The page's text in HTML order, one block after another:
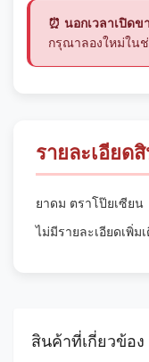
⏰ นอกเวลาเปิดข
กรุณาลองใหม่ในช่
รายละเอียด
ยาดม ตราโป๊ยเซียน
ไม่มีรายละเอียดเพิ่ม
สินค้าที่เกี่ยวข้อง